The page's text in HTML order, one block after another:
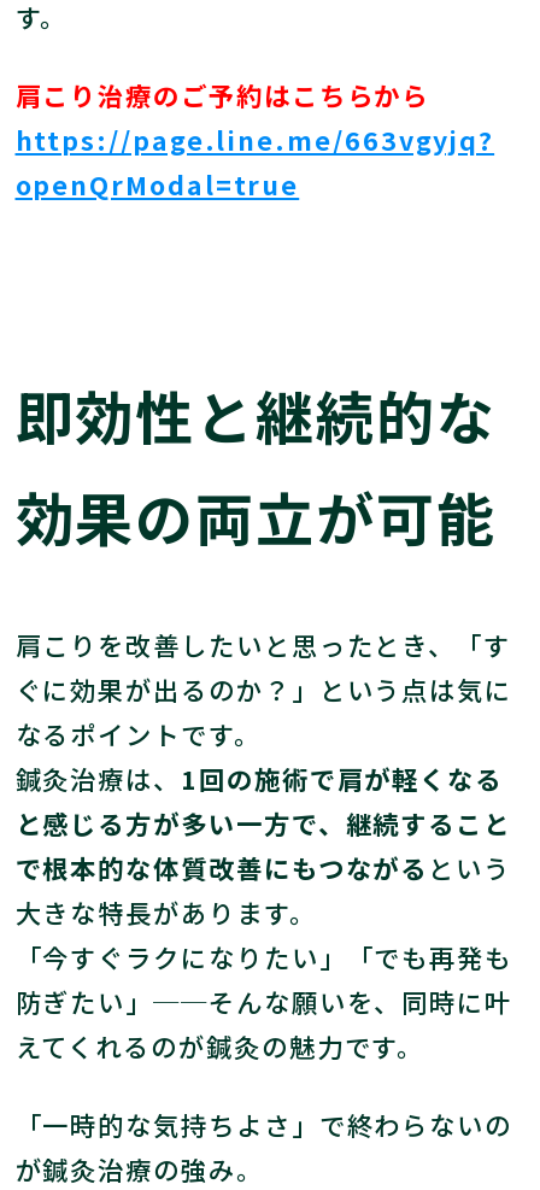
す。
肩こり治療のご予約はこちらから
https://page.line.me/663vgyjq?
openQrModal=true
即効性と継続的な
効果の両立が可能
肩こりを改善したいと思ったとき、「す
ぐに効果が出るのか？」という点は気に
なるポイントです。
鍼灸治療は、 1回の施術で肩が軽くなる
と感じる方が多い一方で、継続すること
で根本的な体質改善にもつながる という
大きな特長があります。
「今すぐラクになりたい」「でも再発も
防ぎたい」──そんな願いを、同時に叶
えてくれるのが鍼灸の魅力です。
「一時的な気持ちよさ」で終わらないの
が鍼灸治療の強み。